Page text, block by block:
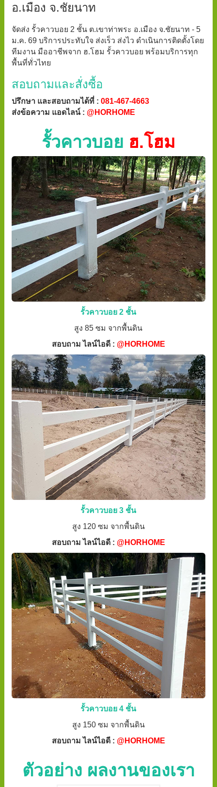
อ.เมือง จ.ชัยนาท
จัดส่ง รั้วคาวบอย 2 ชั้น ต.เขาท่าพระ อ.เมือง จ.ชัยนาท - 5
ม.ค. 69 บริการประทับใจ ส่งเร็ว ส่งไว ดำเนินการติดตั้งโดย
ทีมงาน มืออาชีพจาก ฮ.โฮม รั้วคาวบอย พร้อมบริการทุก
พื้นที่ทั่วไทย
สอบถามและสั่งซื้อ
ปรึกษา และสอบถามได้ที่ : 081-467-4663
ส่งข้อความ แอดไลน์ : @HORHOME
รั้วคาวบอย ฮ.โฮม
รั้วคาวบอย 2 ชั้น
สูง 85 ซม จากพื้นดิน
สอบถาม ไลน์ไอดี : @HORHOME
รั้วคาวบอย 3 ชั้น
สูง 120 ซม จากพื้นดิน
สอบถาม ไลน์ไอดี : @HORHOME
รั้วคาวบอย 4 ชั้น
สูง 150 ซม จากพื้นดิน
สอบถาม ไลน์ไอดี : @HORHOME
ตัวอย่าง ผลงานของเรา